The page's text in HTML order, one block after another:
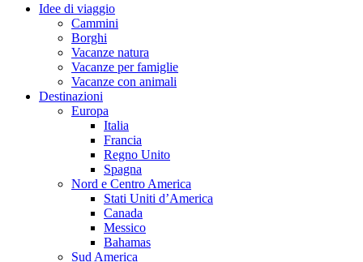
Idee di viaggio
Cammini
Borghi
Vacanze natura
Vacanze per famiglie
Vacanze con animali
Destinazioni
Europa
Italia
Francia
Regno Unito
Spagna
Nord e Centro America
Stati Uniti d’America
Canada
Messico
Bahamas
Sud America